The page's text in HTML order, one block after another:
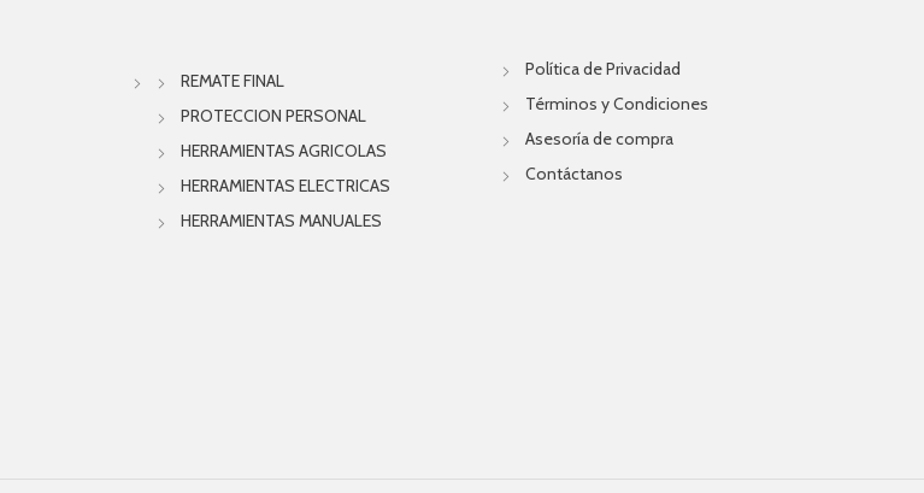
REMATE FINAL
PROTECCION PERSONAL
HERRAMIENTAS AGRICOLAS
HERRAMIENTAS ELECTRICAS
HERRAMIENTAS MANUALES
Política de Privacidad
Términos y Condiciones
Asesoría de compra
Contáctanos